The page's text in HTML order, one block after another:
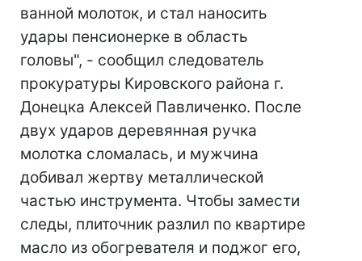
ванной молоток, и стал наносить
удары пенсионерке в область
головы", - сообщил следователь
прокуратуры Кировского района г.
Донецка Алексей Павличенко. После
двух ударов деревянная ручка
молотка сломалась, и мужчина
добивал жертву металлической
частью инструмента. Чтобы замести
следы, плиточник разлил по квартире
масло из обогревателя и поджог его,